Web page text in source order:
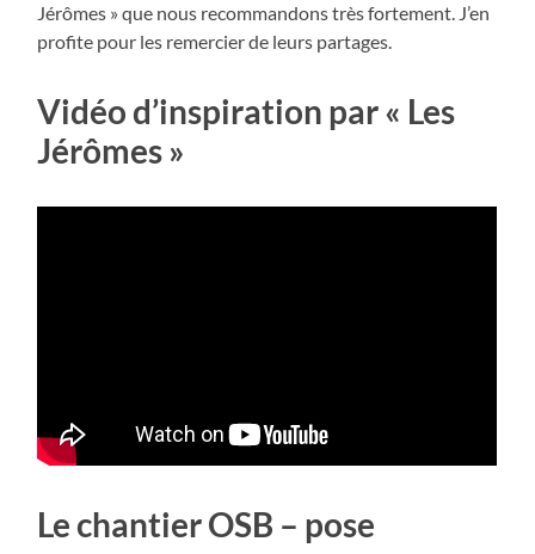
Jérômes » que nous recommandons très fortement. J’en
profite pour les remercier de leurs partages.
Vidéo d’inspiration par « Les
Jérômes »
Le chantier OSB – pose